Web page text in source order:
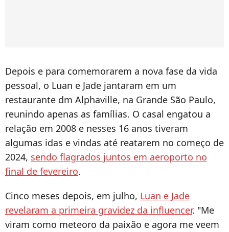
Depois e para comemorarem a nova fase da vida
pessoal, o Luan e Jade jantaram em um
restaurante dm Alphaville, na Grande São Paulo,
reunindo apenas as famílias. O casal engatou a
relação em 2008 e nesses 16 anos tiveram
algumas idas e vindas até reatarem no começo de
2024, sendo flagrados juntos em aeroporto no
final de fevereiro.
Cinco meses depois, em julho, Luan e Jade
revelaram a primeira gravidez da influencer. "Me
viram como meteoro da paixão e agora me veem